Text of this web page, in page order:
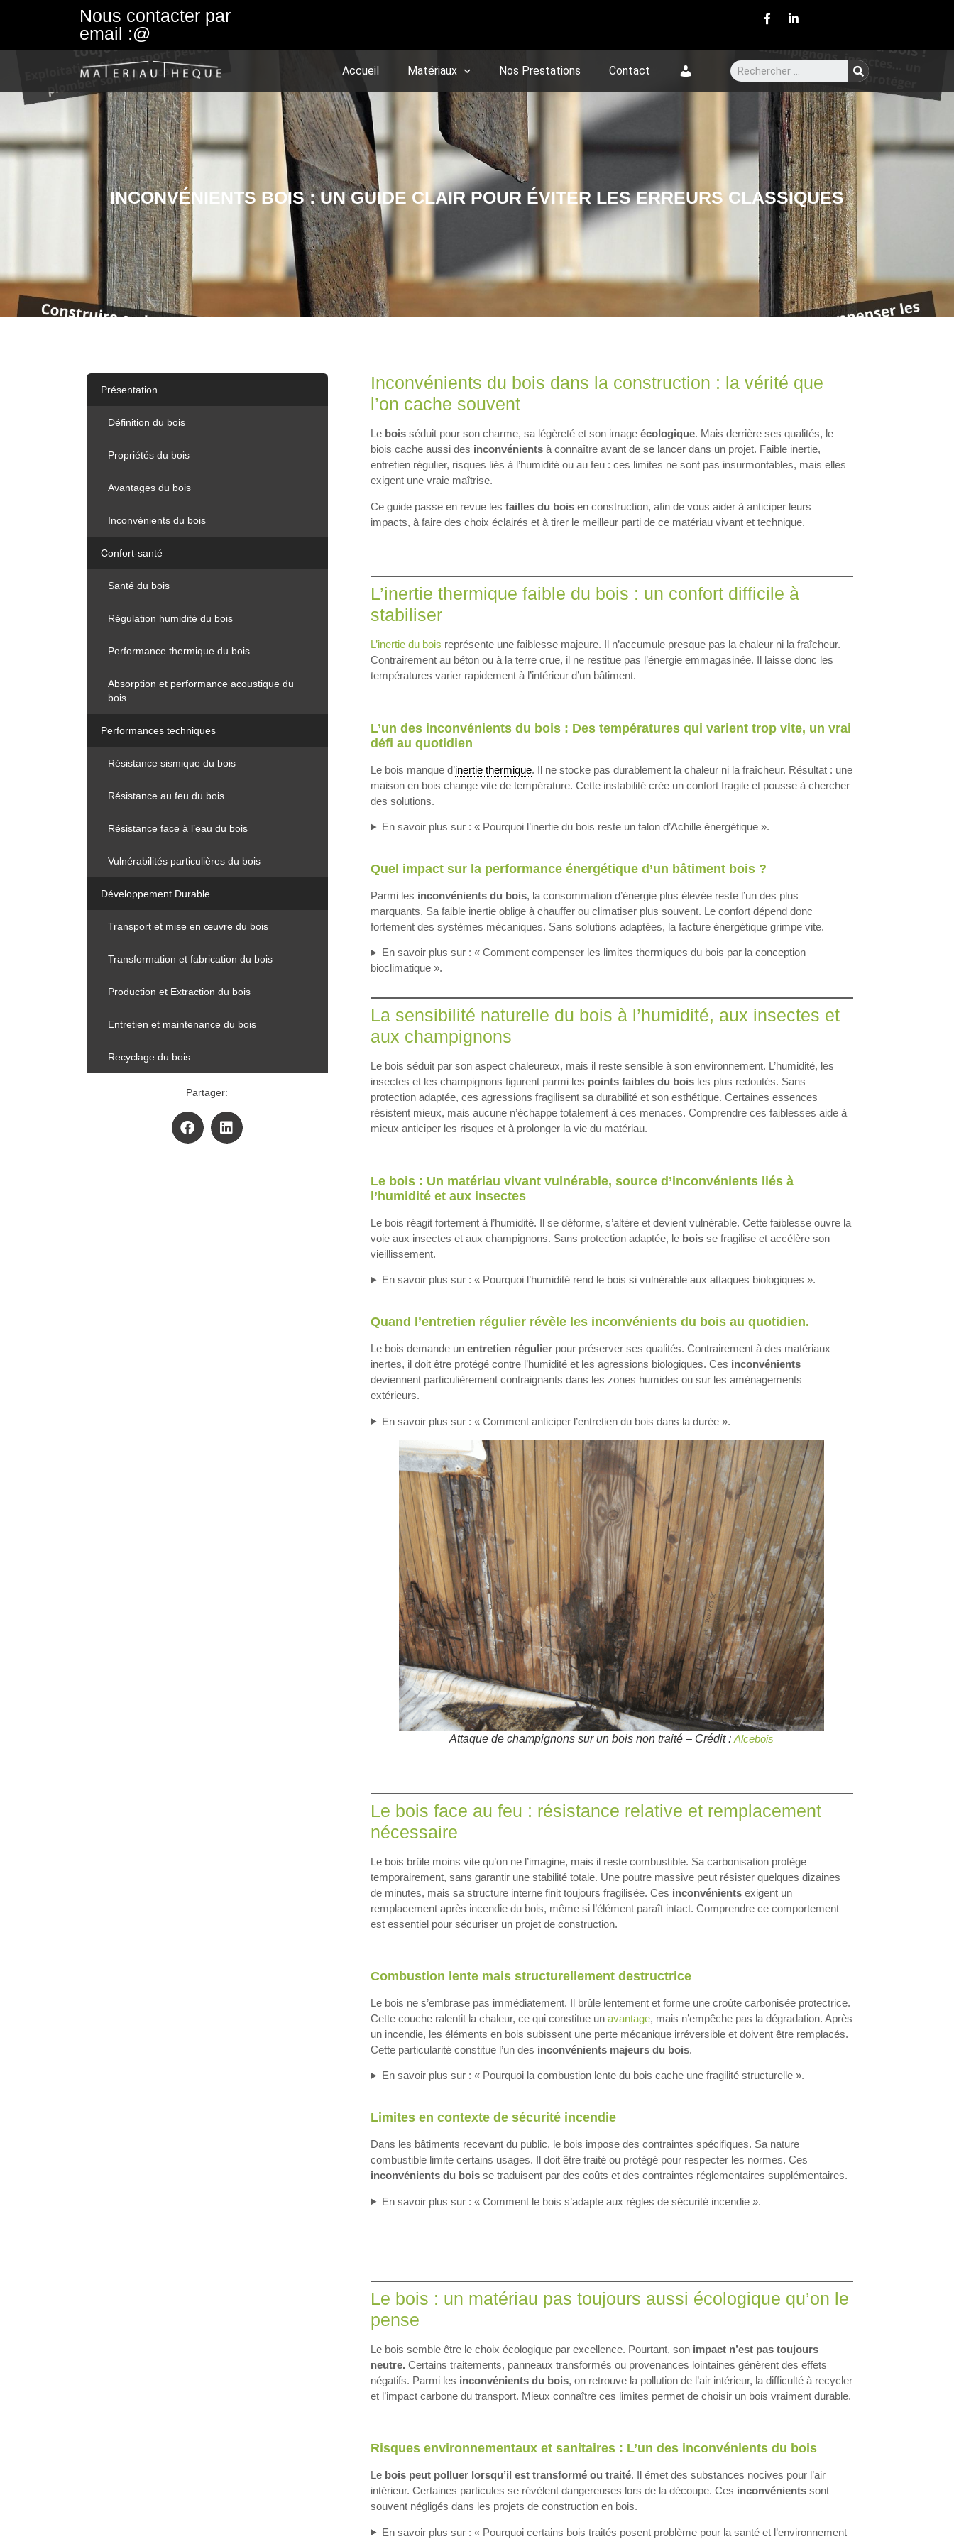
Nous contacter par
email :@
Accueil Matériaux Nos Prestations Contact
INCONVÉNIENTS BOIS : UN GUIDE CLAIR POUR ÉVITER LES ERREURS CLASSIQUES
Présentation
Définition du bois
Propriétés du bois
Avantages du bois
Inconvénients du bois
Confort-santé
Santé du bois
Régulation humidité du bois
Performance thermique du bois
Absorption et performance acoustique du
bois
Performances techniques
Résistance sismique du bois
Résistance au feu du bois
Résistance face à l’eau du bois
Vulnérabilités particulières du bois
Développement Durable
Transport et mise en œuvre du bois
Transformation et fabrication du bois
Production et Extraction du bois
Entretien et maintenance du bois
Recyclage du bois
Partager:
Inconvénients du bois dans la construction : la vérité que
l’on cache souvent
Le boisséduit pour son charme, sa légèreté et son image écologique. Mais derrière ses qualités, le
biois cache aussi des inconvénients à connaître avant de se lancer dans un projet. Faible inertie,
entretien régulier, risques liés à l’humidité ou au feu : ces limites ne sont pas insurmontables, mais elles
exigent une vraie maîtrise.
Ce guide passe en revue les failles du boisen construction, afin de vous aider à anticiper leurs
impacts, à faire des choix éclairés et à tirer le meilleur parti de ce matériau vivant et technique.
L’inertie thermique faible du bois : un confort difficile à
stabiliser
L’inertie du bois représente une faiblesse majeure. Il n’accumule presque pas la chaleur ni la fraîcheur.
Contrairement au béton ou à la terre crue, il ne restitue pas l’énergie emmagasinée. Il laisse donc les
températures varier rapidement à l’intérieur d’un bâtiment.
L’un des inconvénients du bois : Des températures qui varient trop vite, un vrai
défi au quotidien
Le bois manque d’inertie thermique. Il ne stocke pas durablement la chaleur ni la fraîcheur. Résultat : une
maison en bois change vite de température. Cette instabilité crée un confort fragile et pousse à chercher
des solutions.
En savoir plus sur : « Pourquoi l’inertie du bois reste un talon d’Achille énergétique ».
Quel impact sur la performance énergétique d’un bâtiment bois ?
Parmi les inconvénients du bois, la consommation d’énergie plus élevée reste l’un des plus
marquants. Sa faible inertie oblige à chauffer ou climatiser plus souvent. Le confort dépend donc
fortement des systèmes mécaniques. Sans solutions adaptées, la facture énergétique grimpe vite.
En savoir plus sur : « Comment compenser les limites thermiques du bois par la conception
bioclimatique ».
La sensibilité naturelle du bois à l’humidité, aux insectes et
aux champignons
Le bois séduit par son aspect chaleureux, mais il reste sensible à son environnement. L’humidité, les
insectes et les champignons figurent parmi les points faibles du boisles plus redoutés. Sans
protection adaptée, ces agressions fragilisent sa durabilité et son esthétique. Certaines essences
résistent mieux, mais aucune n’échappe totalement à ces menaces. Comprendre ces faiblesses aide à
mieux anticiper les risques et à prolonger la vie du matériau.
Le bois : Un matériau vivant vulnérable, source d’inconvénients liés à
l’humidité et aux insectes
Le bois réagit fortement à l’humidité. Il se déforme, s’altère et devient vulnérable. Cette faiblesse ouvre la
voie aux insectes et aux champignons. Sans protection adaptée, leboisse fragilise et accélère son
vieillissement.
En savoir plus sur : « Pourquoi l’humidité rend le bois si vulnérable aux attaques biologiques ».
Quand l’entretien régulier révèle les inconvénients du bois au quotidien.
Le bois demande un entretien régulierpour préserver ses qualités. Contrairement à des matériaux
inertes, il doit être protégé contre l’humidité et les agressions biologiques. Ces inconvénients
deviennent particulièrement contraignants dans les zones humides ou sur les aménagements
extérieurs.
En savoir plus sur : « Comment anticiper l’entretien du bois dans la durée ».
Attaque de champignons sur un bois non traité – Crédit : Alcebois
Le bois face au feu : résistance relative et remplacement
nécessaire
Le bois brûle moins vite qu’on ne l’imagine, mais il reste combustible. Sa carbonisation protège
temporairement, sans garantir une stabilité totale. Une poutre massive peut résister quelques dizaines
de minutes, mais sa structure interne finit toujours fragilisée. Ces inconvénients exigent un
remplacement après incendie du bois, même si l’élément paraît intact. Comprendre ce comportement
est essentiel pour sécuriser un projet de construction.
Combustion lente mais structurellement destructrice
Le bois ne s’embrase pas immédiatement. Il brûle lentement et forme une croûte carbonisée protectrice.
Cette couche ralentit la chaleur, ce qui constitue un avantage, mais n’empêche pas la dégradation. Après
un incendie, les éléments en bois subissent une perte mécanique irréversible et doivent être remplacés.
Cette particularité constitue l’un des inconvénients majeurs du bois.
En savoir plus sur : « Pourquoi la combustion lente du bois cache une fragilité structurelle ».
Limites en contexte de sécurité incendie
Dans les bâtiments recevant du public, le bois impose des contraintes spécifiques. Sa nature
combustible limite certains usages. Il doit être traité ou protégé pour respecter les normes. Ces
inconvénients du boisse traduisent par des coûts et des contraintes réglementaires supplémentaires.
En savoir plus sur : « Comment le bois s’adapte aux règles de sécurité incendie ».
Le bois : un matériau pas toujours aussi écologique qu’on le
pense
Le bois semble être le choix écologique par excellence. Pourtant, son impact n’est pas toujours
neutre. Certains traitements, panneaux transformés ou provenances lointaines génèrent des effets
négatifs. Parmi les inconvénients du bois, on retrouve la pollution de l’air intérieur, la difficulté à recycler
et l’impact carbone du transport. Mieux connaître ces limites permet de choisir un bois vraiment durable.
Risques environnementaux et sanitaires : L’un des inconvénients du bois
Le bois peut polluer lorsqu’il est transformé ou traité. Il émet des substances nocives pour l’air
intérieur. Certaines particules se révèlent dangereuses lors de la découpe. Ces inconvénients sont
souvent négligés dans les projets de construction en bois.
En savoir plus sur : « Pourquoi certains bois traités posent problème pour la santé et l’environnement